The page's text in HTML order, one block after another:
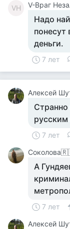
VН V-Враг
Надо
понесут
деньги.
7 лет
Алексей
русским
7 лет
А
7 лет
Алексей